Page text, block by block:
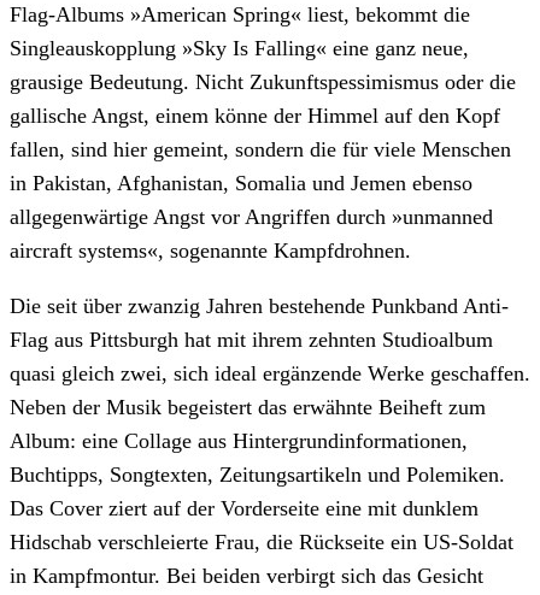
Flag-Albums »American Spring« liest, bekommt die
Singleauskopplung »Sky Is Falling« eine ganz neue,
grausige Bedeutung. Nicht Zukunftspessimismus oder die
gallische Angst, einem könne der Himmel auf den Kopf
fallen, sind hier gemeint, sondern die für viele Menschen
in Pakistan, Afghanistan, Somalia und Jemen ebenso
allgegenwärtige Angst vor Angriffen durch »unmanned
aircraft systems«, sogenannte Kampfdrohnen.
Die seit über zwanzig Jahren bestehende Punkband Anti-
Flag aus Pittsburgh hat mit ihrem zehnten Studioalbum
quasi gleich zwei, sich ideal ergänzende Werke geschaffen.
Neben der Musik begeistert das erwähnte Beiheft zum
Album: eine Collage aus Hintergrundinformationen,
Buchtipps, Songtexten, Zeitungsartikeln und Polemiken.
Das Cover ziert auf der Vorderseite eine mit dunklem
Hidschab verschleierte Frau, die Rückseite ein US-Soldat
in Kampfmontur. Bei beiden verbirgt sich das Gesicht